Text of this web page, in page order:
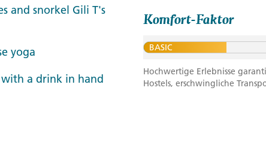
and snorkel Gili T's
yoga
with a drink in hand
Komfort-Faktor
BASIC
Hochwertige Erlebnisse
Hostels, erschwingliche